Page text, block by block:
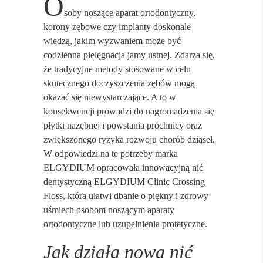
Osoby noszące aparat ortodontyczny,
korony zębowe czy implanty doskonale
wiedzą, jakim wyzwaniem może być
codzienna pielęgnacja jamy ustnej. Zdarza się,
że tradycyjne metody stosowane w celu
skutecznego doczyszczenia zębów mogą
okazać się niewystarczające. A to w
konsekwencji prowadzi do nagromadzenia się
płytki nazębnej i powstania próchnicy oraz
zwiększonego ryzyka rozwoju chorób dziąseł.
W odpowiedzi na te potrzeby marka
ELGYDIUM opracowała innowacyjną nić
dentystyczną ELGYDIUM Clinic Crossing
Floss, która ułatwi dbanie o piękny i zdrowy
uśmiech osobom noszącym aparaty
ortodontyczne lub uzupełnienia protetyczne.
Jak działa nowa nić